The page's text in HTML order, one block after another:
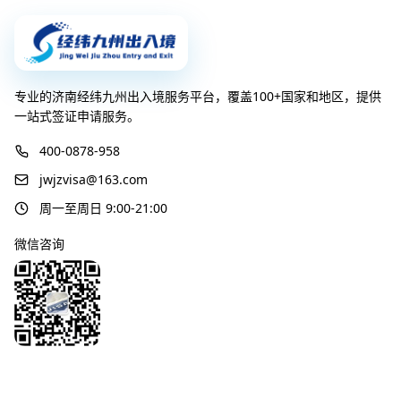
专业的济南经纬九州出入境服务平台，覆盖100+国家和地区，提供
一站式签证申请服务。
400-0878-958
jwjzvisa@163.com
周一至周日 9:00-21:00
微信咨询